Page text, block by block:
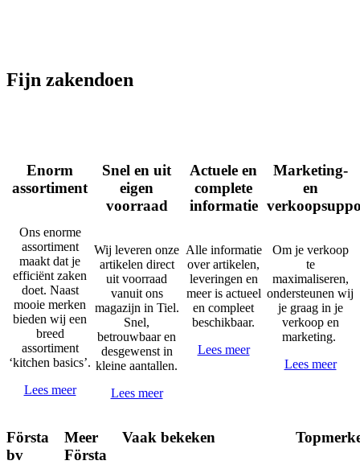
Fijn zakendoen
Enorm
assortiment
Ons enorme
assortiment
maakt dat je
efficiënt zaken
doet. Naast
mooie merken
bieden wij een
breed
assortiment
‘kitchen basics’.
Lees meer
Snel en uit
eigen
voorraad
Wij leveren onze
artikelen direct
uit voorraad
vanuit ons
magazijn in Tiel.
Snel,
betrouwbaar en
desgewenst in
kleine aantallen.
Lees meer
Actuele en
complete
informatie
Alle informatie
over artikelen,
leveringen en
meer is actueel
en compleet
beschikbaar.
Lees meer
Marketing-
en
Om je verkoop
te
maximaliseren,
ondersteunen wij
je graag in je
verkoop en
marketing.
Lees meer
Första
bv
Meer
Första
Vaak bekeken